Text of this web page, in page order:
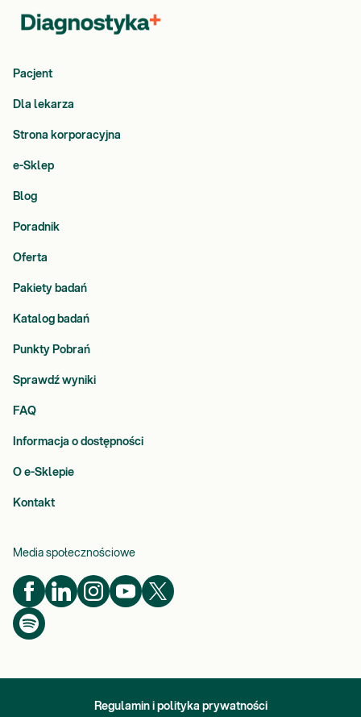
Pacjent
Dla lekarza
Strona korporacyjna
e-Sklep
Blog
Poradnik
Oferta
Pakiety badań
Katalog badań
Punkty Pobrań
Sprawdź wyniki
FAQ
Informacja o dostępności
O e-Sklepie
Kontakt
Media społecznościowe
Regulamin i polityka prywatności